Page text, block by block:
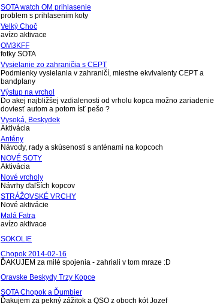
SOTA watch OM prihlasenie
problem s prihlasenim koty
Velký Choč
avízo aktivace
OM3KFF
fotky SOTA
Vysielanie zo zahraničia s CEPT
Podmienky vysielania v zahraničí, miestne ekvivalenty CEPT a
bandplany
Výstup na vrchol
Do akej najbližšej vzdialenosti od vrholu kopca možno zariadenie
doviesť autom a potom ísť pešo ?
Vysoká, Beskydek
Aktivácia
Antény
Návody, rady a skúsenosti s anténami na kopcoch
NOVÉ SOTY
Aktivácia
Nové vrcholy
Návrhy ďaľších kopcov
STRÁŽOVSKÉ VRCHY
Nové aktivácie
Malá Fatra
avízo aktivace
SOKOLIE
Chopok 2014-02-16
ĎAKUJEM za milé spojenia - zahriali v tom mraze :D
Oravske Beskydy Trzy Kopce
SOTA Chopok a Ďumbier
Ďakujem za pekný zážitok a QSO z oboch kót Jozef